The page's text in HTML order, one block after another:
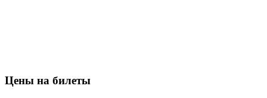
Цены на билеты